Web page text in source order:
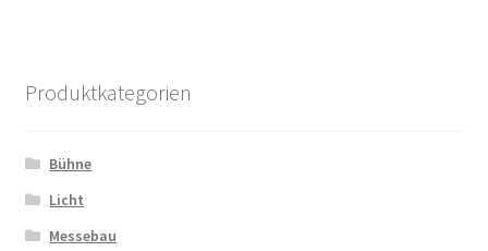
Produktkategorien
Bühne
Licht
Messebau